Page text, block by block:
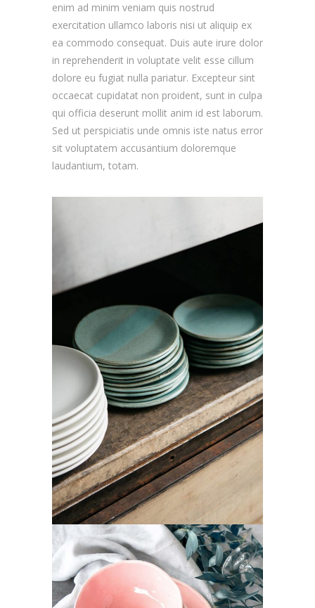
enim ad minim veniam quis nostrud
exercitation ullamco laboris nisi ut aliquip ex
ea commodo consequat. Duis aute irure dolor
in reprehenderit in voluptate velit esse cillum
dolore eu fugiat nulla pariatur. Excepteur sint
occaecat cupidatat non proident, sunt in culpa
qui officia deserunt mollit anim id est laborum.
Sed ut perspiciatis unde omnis iste natus error
sit voluptatem accusantium doloremque
laudantium, totam.